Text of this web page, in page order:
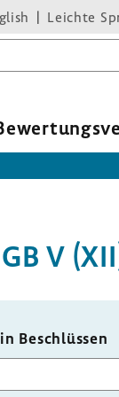
Leichte
V
Beschlüssen